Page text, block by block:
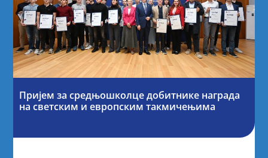
Пријем за средњошколце добитнике награда
на светским и европским такмичењима